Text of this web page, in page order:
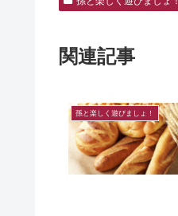
関連記事
孫と楽しく遊びましょ！